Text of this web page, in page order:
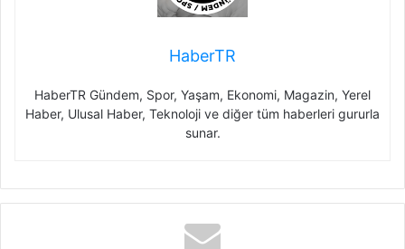
HaberTR
HaberTR Gündem, Spor, Yaşam, Ekonomi, Magazin, Yerel
Haber, Ulusal Haber, Teknoloji ve diğer tüm haberleri gururla
sunar.